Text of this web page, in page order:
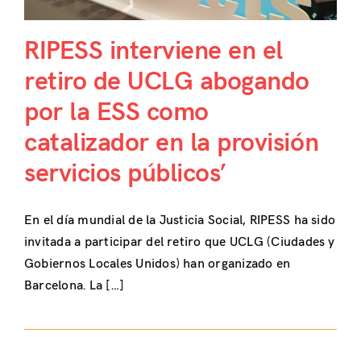
RIPESS interviene en el
retiro de UCLG abogando
por la ESS como
catalizador en la provisión
servicios públicos’
En el día mundial de la Justicia Social, RIPESS ha sido
invitada a participar del retiro que UCLG (Ciudades y
Gobiernos Locales Unidos) han organizado en
Barcelona. La […]